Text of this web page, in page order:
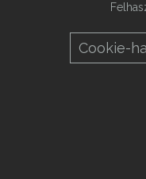
Cookie-